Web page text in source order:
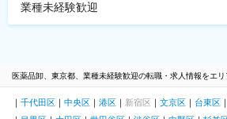
業種未経験歓迎
医薬品卸、東京都、業種未経験歓迎の転職・求人情報をエ
千代田区 中央区 港区 新宿区 文京区 台東区